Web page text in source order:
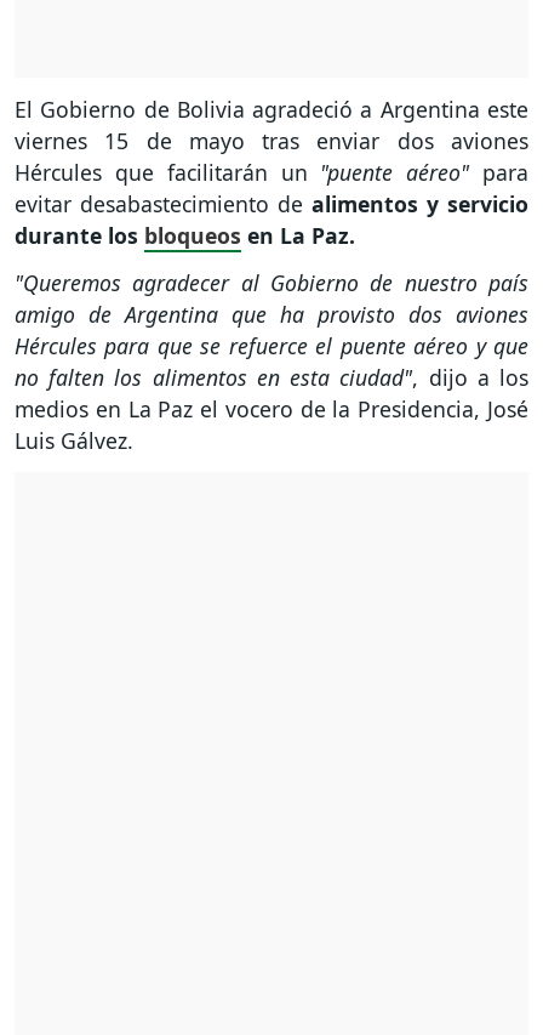
El Gobierno de Bolivia agradeció a Argentina este
viernes 15 de mayo tras enviar dos aviones
Hércules que facilitarán un "puente aéreo"para
evitar desabastecimiento de alimentos y servicio
durante los bloqueos en La Paz.
"Queremos agradecer al Gobierno de nuestro país
amigo de Argentina que ha provisto dos aviones
Hércules para que se refuerce el puente aéreo y que
no falten los alimentos en esta ciudad", dijo a los
medios en La Paz el vocero de la Presidencia, José
Luis Gálvez.